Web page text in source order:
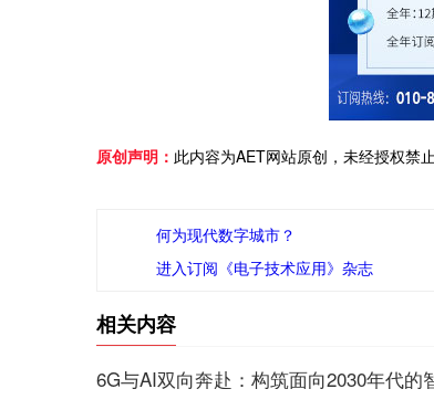
原创声明： 此内容为AET网站原创，未经授权禁止
何为现代数字城市？
进入订阅《电子技术应用》杂志
相关内容
6G与AI双向奔赴：构筑面向2030年代的